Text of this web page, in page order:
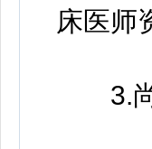
床医师
3.尚